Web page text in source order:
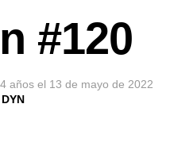
#120
años el 13 de mayo de 2022